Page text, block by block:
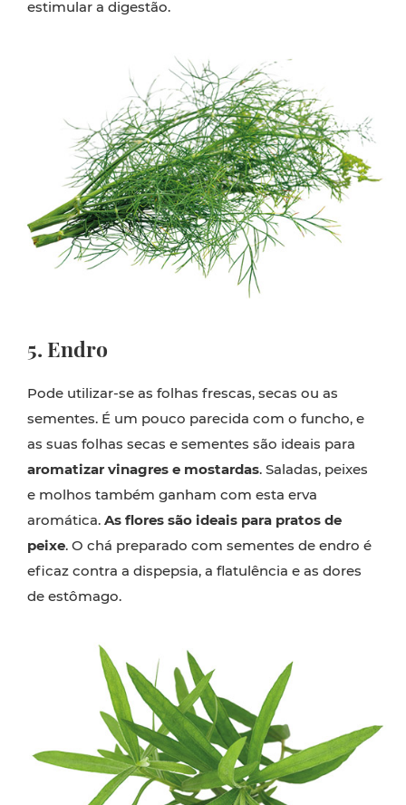
estimular a digestão.
5. Endro
Pode utilizar-se as folhas frescas, secas ou as
sementes. É um pouco parecida com o funcho, e
as suas folhas secas e sementes são ideais para
aromatizar vinagres e mostardas. Saladas, peixes
e molhos também ganham com esta erva
aromática. As flores são ideais para pratos de
peixe. O chá preparado com sementes de endro é
eficaz contra a dispepsia, a flatulência e as dores
de estômago.